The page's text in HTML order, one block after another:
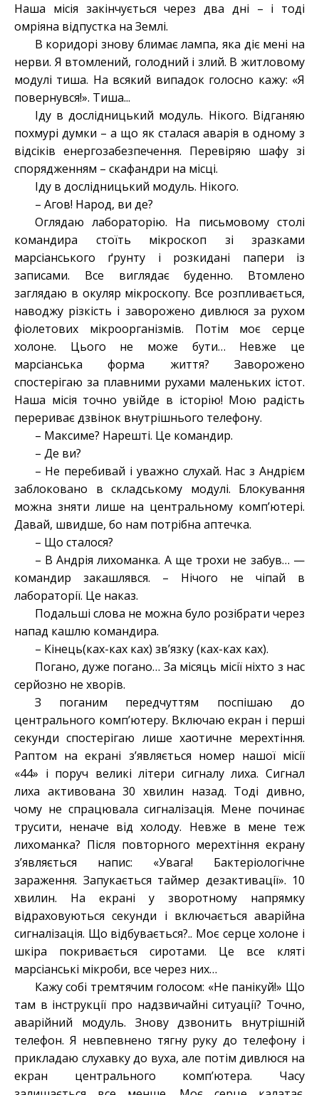
Наша місія закінчується через два дні – і тоді
омріяна відпустка на Землі.
В коридорі знову блимає лампа, яка діє мені на
нерви. Я втомлений, голодний і злий. В житловому
модулі тиша. На всякий випадок голосно кажу: «Я
повернувся!». Тиша...
Іду в дослідницький модуль. Нікого. Відганяю
похмурі думки – а що як сталася аварія в одному з
відсіків енергозабезпечення. Перевіряю шафу зі
спорядженням – скафандри на місці.
Іду в дослідницький модуль. Нікого.
– Агов! Народ, ви де?
Оглядаю лабораторію. На письмовому столі
командира стоїть мікроскоп зі зразками
марсіанського ґрунту і розкидані папери із
записами. Все виглядає буденно. Втомлено
заглядаю в окуляр мікроскопу. Все розпливається,
наводжу різкість і заворожено дивлюся за рухом
фіолетових мікроорганізмів. Потім моє серце
холоне. Цього не може бути… Невже це
марсіанська форма життя? Заворожено
спостерігаю за плавними рухами маленьких істот.
Наша місія точно увійде в історію! Мою радість
перериває дзвінок внутрішнього телефону.
– Максиме? Нарешті. Це командир.
– Де ви?
– Не перебивай і уважно слухай. Нас з Андрієм
заблоковано в складському модулі. Блокування
можна зняти лише на центральному комп’ютері.
Давай, швидше, бо нам потрібна аптечка.
– Що сталося?
– В Андрія лихоманка. А ще трохи не забув… —
командир закашлявся. – Нічого не чіпай в
лабораторії. Це наказ.
Подальші слова не можна було розібрати через
напад кашлю командира.
– Кінець(ках-ках ках) зв’язку (ках-ках ках).
Погано, дуже погано… За місяць місії ніхто з нас
серйозно не хворів.
З поганим передчуттям поспішаю до
центрального комп’ютеру. Включаю екран і перші
секунди спостерігаю лише хаотичне мерехтіння.
Раптом на екрані з’являється номер нашої місії
«44» і поруч великі літери сигналу лиха. Сигнал
лиха активована 30 хвилин назад. Тоді дивно,
чому не спрацювала сигналізація. Мене починає
трусити, неначе від холоду. Невже в мене теж
лихоманка? Після повторного мерехтіння екрану
з’являється напис: «Увага! Бактеріологічне
зараження. Запукається таймер дезактивації». 10
хвилин. На екрані у зворотному напрямку
відраховуються секунди і включається аварійна
сигналізація. Що відбувається?.. Моє серце холоне і
шкіра покривається сиротами. Це все кляті
марсіанські мікроби, все через них…
Кажу собі тремтячим голосом: «Не панікуй!» Що
там в інструкції про надзвичайні ситуації? Точно,
аварійний модуль. Знову дзвонить внутрішній
телефон. Я невпевнено тягну руку до телефону і
прикладаю слухавку до вуха, але потім дивлюся на
екран центрального комп’ютера. Часу